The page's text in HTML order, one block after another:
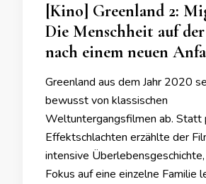
[Kino] Greenland 2:
Die Menschheit auf
nach einem neuen
Greenland aus dem Jahr 2020
bewusst von klassischen
Weltuntergangsfilmen ab. Statt
Effektschlachten erzählte der
intensive
Fokus auf eine einzelne Familie